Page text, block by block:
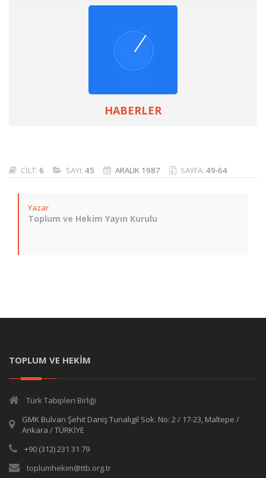
HABERLER
CİLT: 6 SAYI: 45 ARALIK 1987 SAYFA: 49-64
Yazar
Toplum ve Hekim Yayın Kurulu
TOPLUM VE HEKİM
Türk Tabipleri Birliği
GMK Bulvarı Şehit Daniş Tunalıgil Sok. No: 2 / 17-23, Maltepe /
Ankara / TÜRKİYE
+90 (312) 231 31 79
toplumhekim@ttb.org.tr